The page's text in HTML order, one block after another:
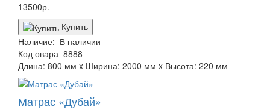
13500р.
Купить
Наличие: В наличии
Код овара 8888
Длина: 800 мм x Ширина: 2000 мм x Высота: 220 мм
Матрас «Дубай»